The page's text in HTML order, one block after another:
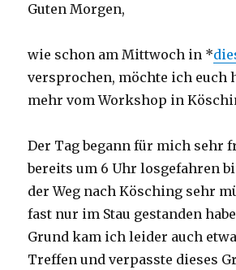
Guten Morgen,
wie schon am Mittwoch in *
versprochen, möchte ich euch
mehr vom Workshop in
Der Tag begann für mich sehr
bereits um 6 Uhr losgefahren
der Weg nach Kösching sehr
fast nur im Stau gestanden
Grund kam ich leider auch
Treffen und verpasste dieses